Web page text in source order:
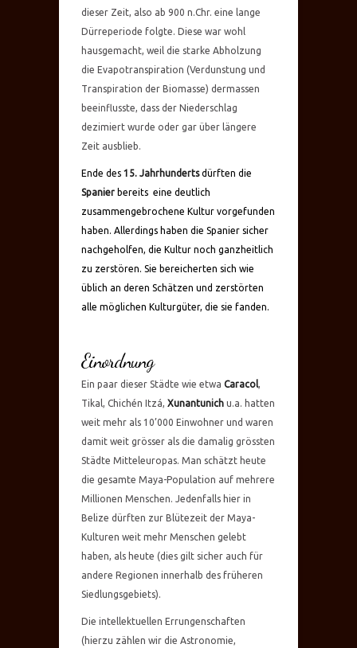
dieser Zeit, also ab 900 n.Chr. eine lange
Dürreperiode folgte. Diese war wohl
hausgemacht, weil die starke Abholzung
die Evapotranspiration (Verdunstung und
Transpiration der Biomasse) dermassen
beeinflusste, dass der Niederschlag
dezimiert wurde oder gar über längere
Zeit ausblieb.
Ende des 15. Jahrhundertsdürften die
Spanier bereits eine deutlich
zusammengebrochene Kultur vorgefunden
haben. Allerdings haben die Spanier sicher
nachgeholfen, die Kultur noch ganzheitlich
zu zerstören. Sie bereicherten sich wie
üblich an deren Schätzen und zerstörten
alle möglichen Kulturgüter, die sie fanden.
Einordnung
Ein paar dieser Städte wie etwa Caracol,
Tikal, Chichén Itzá, Xunantunich u.a. hatten
weit mehr als 10’000 Einwohner und waren
damit weit grösser als die damalig grössten
Städte Mitteleuropas. Man schätzt heute
die gesamte Maya-Population auf mehrere
Millionen Menschen. Jedenfalls hier in
Belize dürften zur Blütezeit der Maya-
Kulturen weit mehr Menschen gelebt
haben, als heute (dies gilt sicher auch für
andere Regionen innerhalb des früheren
Siedlungsgebiets).
Die intellektuellen Errungenschaften
(hierzu zählen wir die Astronomie,